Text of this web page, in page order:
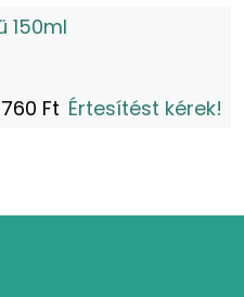
150ml
Ft Értesítést kérek!